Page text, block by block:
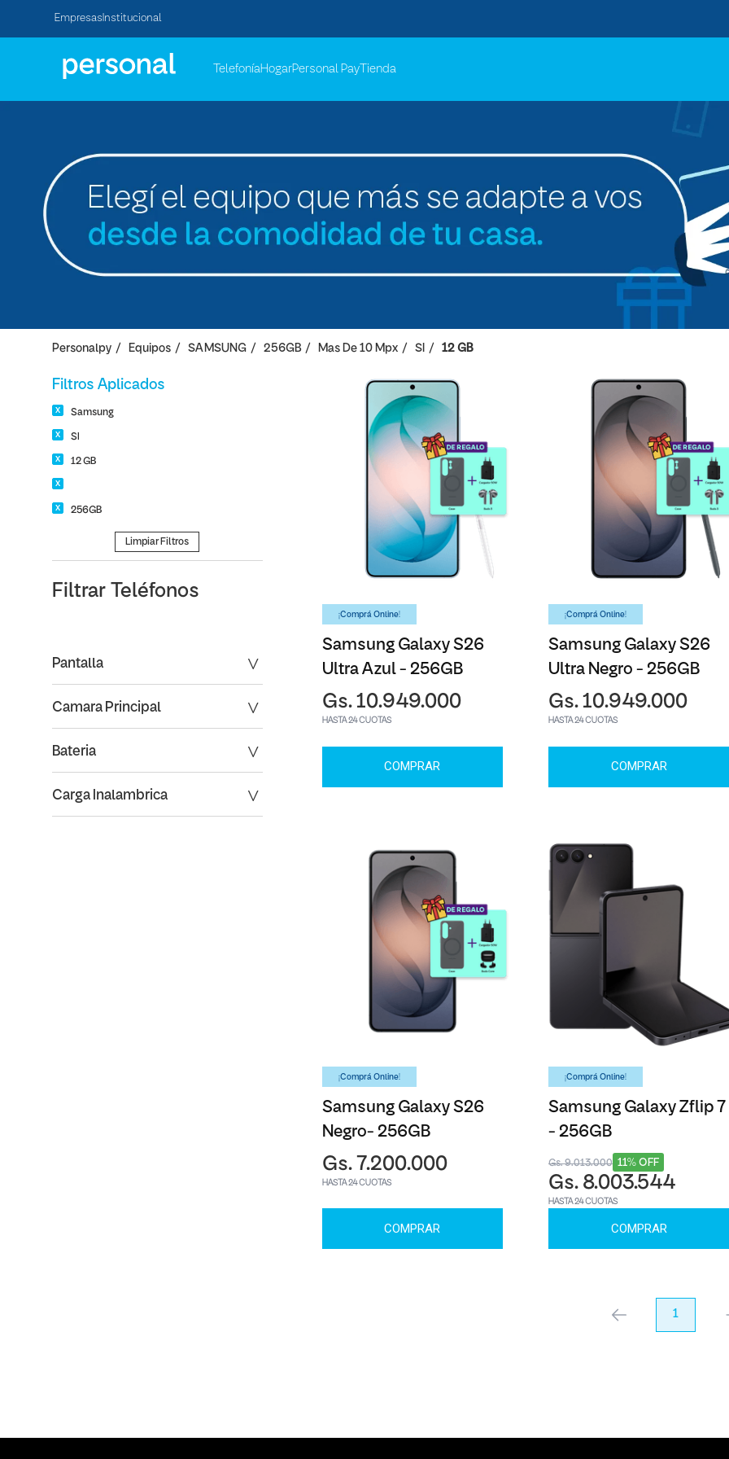
Empresas Institucional
TelefoníaHogarPersonal Pay Tienda
Personalpy Equipos SAMSUNG 256GB Mas De 10 Mpx SI 12 GB
Filtros Aplicados
Samsung
SI
12 GB
256GB
Limpiar Filtros
Filtrar Teléfonos
Pantalla
Camara Principal
Carga Inalambrica
Bateria
¡Comprá Online!
Samsung Galaxy S26
Ultra Azul - 256GB
Gs. 10.949.000
HASTA 24 CUOTAS
COMPRAR
¡Comprá Online!
Samsung Galaxy S26
Ultra Negro - 256GB
Gs. 10.949.000
HASTA 24 CUOTAS
COMPRAR
¡Comprá Online!
Samsung Galaxy S26
Negro- 256GB
Gs. 7.200.000
HASTA 24 CUOTAS
COMPRAR
¡Comprá Online!
Samsung Galaxy Zflip 7
- 256GB
11% OFF
Gs. 9.013.000
Gs. 8.003.544
HASTA 24 CUOTAS
COMPRAR
anterior 1